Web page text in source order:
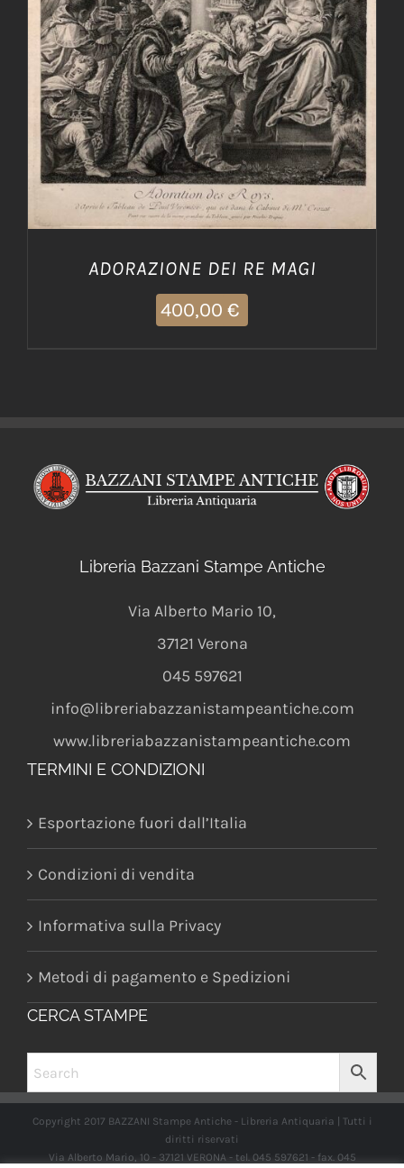
ADORAZIONE DEI RE MAGI
400,00 €
Libreria Bazzani Stampe Antiche
Via Alberto Mario 10,
37121 Verona
045 597621
info@libreriabazzanistampeantiche.com
www.libreriabazzanistampeantiche.com
TERMINI E CONDIZIONI
Esportazione fuori dall’Italia
Condizioni di vendita
Informativa sulla Privacy
Metodi di pagamento e Spedizioni
CERCA STAMPE
Copyright 2017 BAZZANI Stampe Antiche - Libreria Antiquaria | Tutti i
diritti riservati
Via Alberto Mario, 10 - 37121 VERONA - tel. 045 597621 - fax. 045